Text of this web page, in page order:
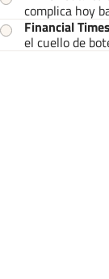
complica hoy
Financial Times
el cuello de